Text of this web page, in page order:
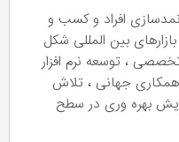
افراد و کسب و
بین المللی شکل
، توسعه نرم افزار
جهانی ، تلاش
بهره وری در سطح